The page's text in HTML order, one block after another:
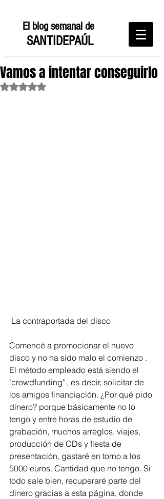
El blog semanal de
SANTIDEPAÚL
Vamos a intentar conseguirlo
Obtuvo NaN de 5 estrellas.
La contraportada del disco
Comencé a promocionar el nuevo
disco y no ha sido malo el comienzo .
El método empleado está siendo el
"crowdfunding" , es decir, solicitar de
los amigos financiación. ¿Por qué pido
dinero? porque básicamente no lo
tengo y entre horas de estudio de
grabación, muchos arreglos, viajes,
producción de CDs y fiesta de
presentación, gastaré en torno a los
5000 euros. Cantidad que no tengo. Si
todo sale bien, recuperaré parte del
dinero gracias a esta página, donde